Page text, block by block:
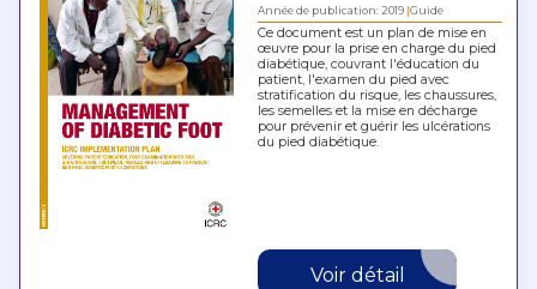
Année de publication: 2019 Guide
Ce document est un plan de mise en
œuvre pour la prise en charge du pied
diabétique, couvrant l'éducation du
patient, l'examen du pied avec
stratification du risque, les chaussures,
les semelles et la mise en décharge
pour prévenir et guérir les ulcérations
du pied diabétique.
Voir détail